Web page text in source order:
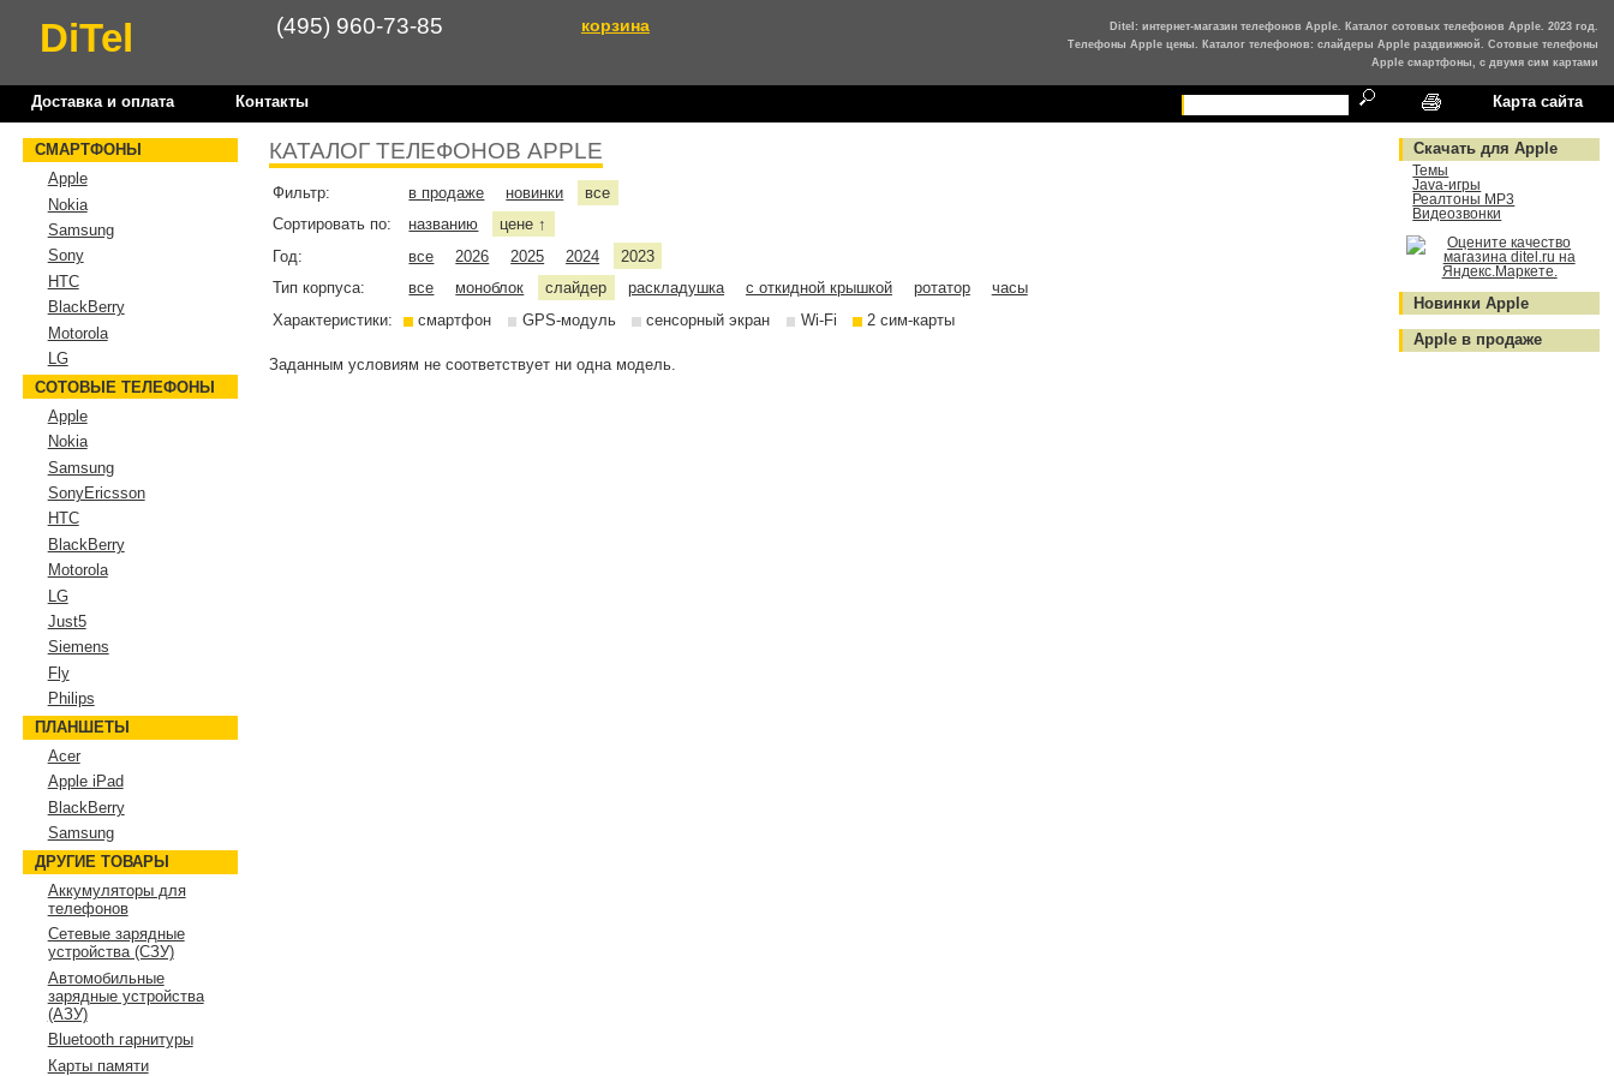
Ditel: интернет-магазин телефонов Apple. Каталог сотовых телефонов Apple. 2023 год.
Телефоны Apple цены. Каталог телефонов: слайдеры Apple раздвижной. Сотовые телефоны
Apple смартфоны, с двумя сим картами
DiTel (495) 960-73-85 корзина
Доставка и оплата Контакты Карта сайта
КАТАЛОГ ТЕЛЕФОНОВ APPLE
Фильтр: в продаже новинки
все
Сортировать по:
названию цене ↑
Год: все 2026 2025 2024
2023
Тип корпуса:
все моноблок слайдер раскладушка с откидной крышкой ротатор
часы
Характеристики:
смартфон GPS-модуль сенсорный экран Wi-Fi 2 сим-карты
Заданным условиям не соответствует ни одна модель.
Скачать для Apple
Темы
Java-игры
Реалтоны MP3
Видеозвонки
Новинки Apple
Apple в продаже
СМАРТФОНЫ
Apple
Nokia
Samsung
Sony
HTC
BlackBerry
Motorola
LG
СОТОВЫЕ ТЕЛЕФОНЫ
Apple
Nokia
Samsung
SonyEricsson
HTC
BlackBerry
Motorola
LG
Just5
Siemens
Fly
Philips
ПЛАНШЕТЫ
Acer
Apple iPad
BlackBerry
Samsung
ДРУГИЕ ТОВАРЫ
Аккумуляторы для
телефонов
Сетевые зарядные
устройства (СЗУ)
Автомобильные
зарядные устройства
(АЗУ)
Bluetooth гарнитуры
Карты памяти